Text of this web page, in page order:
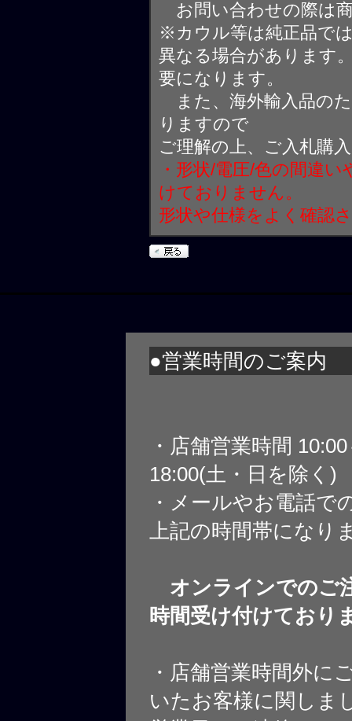
お問い合わせの際は
※カウル等は純正品で
異なる場合があります
要になります。
また、海外輸入品の
りますので
ご理解の上、ご入札購
・形状/電圧/色の間違
けておりません。
形状や仕様をよく確認
●営業時間のご案内
・店舗営業時間
18:00(土・日を除く)
・メールやお電話で
上記の時間帯になり
オンラインでのご
時間受け付けており
・店舗営業時間外に
いたお客様に関しま